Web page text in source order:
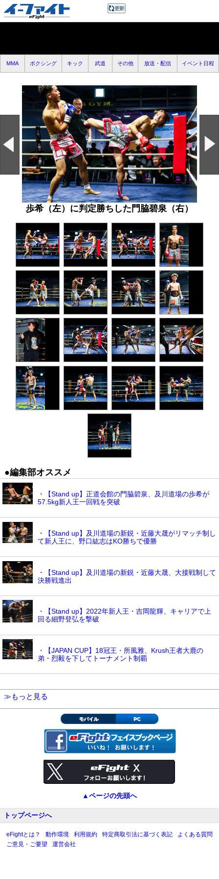
MMA ボクシング キック 武道 その他 放送・配信 イベント日程
歩希（左）に判定勝ちした門脇碧泉（右）
●編集部オススメ
・【Stand up】正道会館の門脇碧泉、及川道場の歩希が
57.5kg新人王一回戦を突破
・【Stand up】及川道場の新鋭・近藤大晟がリマッチ制し
て新人王に、野口紘志はKO勝ちで優勝
・【Stand up】及川道場の新鋭・近藤大晟、大接戦制して
決勝戦進出
・【Stand up】2022年新人王・吉岡龍輝、キャリアで上
回る細野登弘を撃破
・【JAPAN CUP】18冠王・所風雅、Krush王者大鹿の
弟・烈毅を下してトーナメント制覇
≫もっと見る
モバイル PC
▲ページの先頭へ
トップページへ
eFightとは？ 動作環境 利用規約 特定商取引法に基づく表記
よくある質問
ご意見・ご要望
運営会社